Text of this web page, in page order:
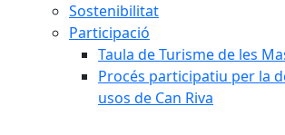
Sostenibilitat
Participació
Taula de Turisme de les
Procés participatiu per la
usos de Can Riva